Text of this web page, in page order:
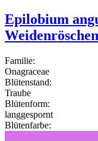
Epilobium
Weidenröschen
Familie:
Onagraceae
Blütenstand:
Traube
Blütenform:
langgespornt
Blütenfarbe: